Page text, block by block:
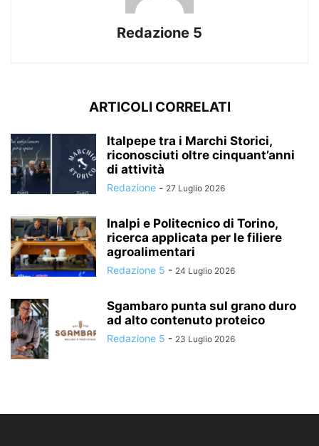
Redazione 5
ARTICOLI CORRELATI
Italpepe tra i Marchi Storici,
riconosciuti oltre cinquant’anni
di attività
Redazione - 27 Luglio 2026
Inalpi e Politecnico di Torino,
ricerca applicata per le filiere
agroalimentari
Redazione 5 - 24 Luglio 2026
Sgambaro punta sul grano duro
ad alto contenuto proteico
Redazione 5 - 23 Luglio 2026